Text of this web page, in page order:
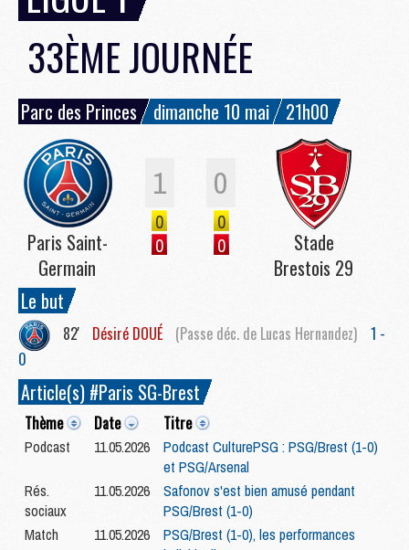
33ÈME JOURNÉE
Parc des Princes dimanche 10 mai 21h00
Paris Saint-
Germain
1 0
0
0
0
0
Stade
Brestois 29
Le but
82' Désiré DOUÉ (Passe déc. de Lucas Hernandez)
1 -
0
Article(s) #Paris SG-Brest
Thème Date Titre
Podcast 11.05.2026
Podcast CulturePSG : PSG/Brest (1-0)
et PSG/Arsenal
Rés.
sociaux
11.05.2026
Safonov s'est bien amusé pendant
PSG/Brest (1-0)
Match
11.05.2026
PSG/Brest (1-0), les performances